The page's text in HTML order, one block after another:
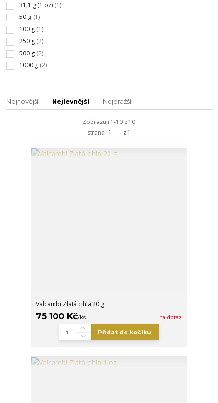
31,1 g (1 oz) (1)
50 g (1)
100 g (1)
250 g (2)
500 g (2)
1000 g (2)
Nejnovější Nejlevnější Nejdražší
Zobrazuji 1-10 z 10
strana
z 1
Valcambi Zlatá cihla 20 g
75 100 Kč/ks na dotaz
Přidat do košíku